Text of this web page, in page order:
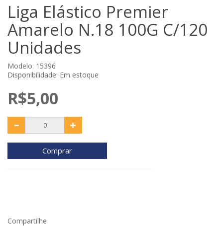
Liga Elástico Premier
Amarelo N.18 100G C/120
Unidades
Modelo: 15396
Disponibilidade: Em estoque
R$5,00
Comprar
Compartilhe